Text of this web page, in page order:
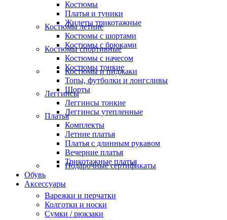
Костюмы
Платья и туники
Жилеты трикотажные
Костюмы летние
Костюмы с шортами
Костюмы с брюками
Костюмы спортивные
Костюмы с начесом
Костюмы тонкие
Костюмы и пиджаки
Топы, футболки и лонгсливы
Шорты
Леггинсы
Леггинсы тонкие
Леггинсы утепленные
Платья
Комплекты
Летние платья
Платья с длинным рукавом
Вечерние платья
Трикотажные платья
Подарочные сертификаты
Обувь
Аксессуары
Варежки и перчатки
Колготки и носки
Сумки / рюкзаки